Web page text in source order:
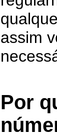
assim
Por